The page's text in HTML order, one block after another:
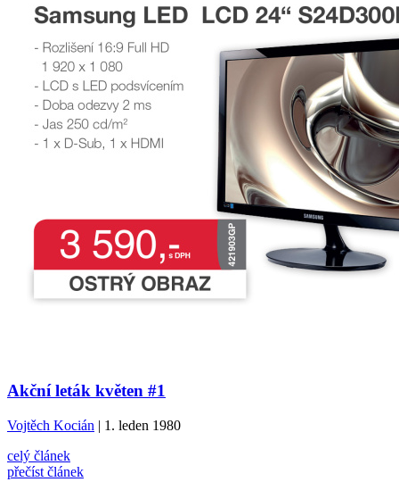
Akční leták květen #1
Vojtěch Kocián | 1. leden 1980
celý článek
přečíst článek